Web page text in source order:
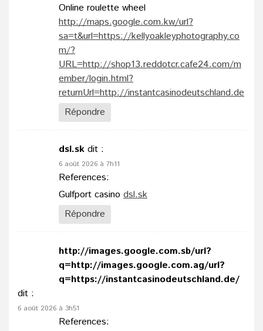
Online roulette wheel
http://maps.google.com.kw/url?
sa=t&url=https://kellyoakleyphotography.co
m/?
URL=http://shop13.reddotcr.cafe24.com/m
ember/login.html?
returnUrl=http://instantcasinodeutschland.de
Répondre
dsl.sk dit :
6 août 2026 à 7h11
References:
Gulfport casino dsl.sk
Répondre
http://images.google.com.sb/url?
q=http://images.google.com.ag/url?
q=https://instantcasinodeutschland.de/
dit :
6 août 2026 à 3h51
References: